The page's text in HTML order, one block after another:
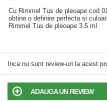
Cu Rimmel Tus de pleoape cod
obtine o definire perfecta si
Rimmel Tus de pleoape 3.5 ml
Inca nu sunt review-uri la acest
ADAUGA UN REVIEW